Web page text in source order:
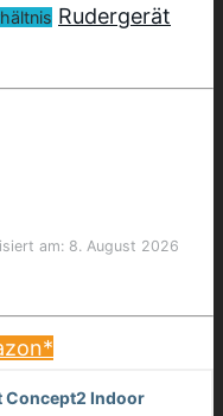
Rudergerät
am: 8. August 2026
Concept2 Indoor